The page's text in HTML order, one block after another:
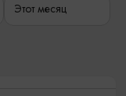
Этот месяц